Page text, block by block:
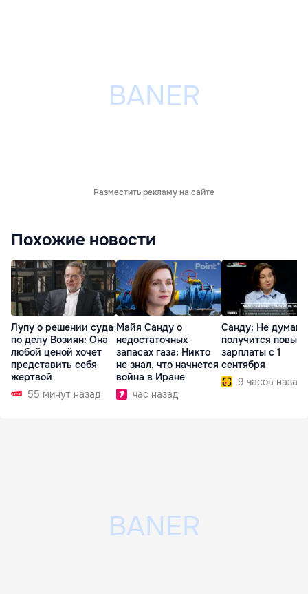
Разместить рекламу на сайте
Похожие новости
Лупу о решении суда
по делу Возиян: Она
любой ценой хочет
представить себя
жертвой
55 минут назад
Майя Санду о
недостаточных
запасах газа: Никто
не знал, что начнется
война в Иране
час назад
Санду: Не думаю,
получится
зарплаты с 1
сентября
9 часов назад